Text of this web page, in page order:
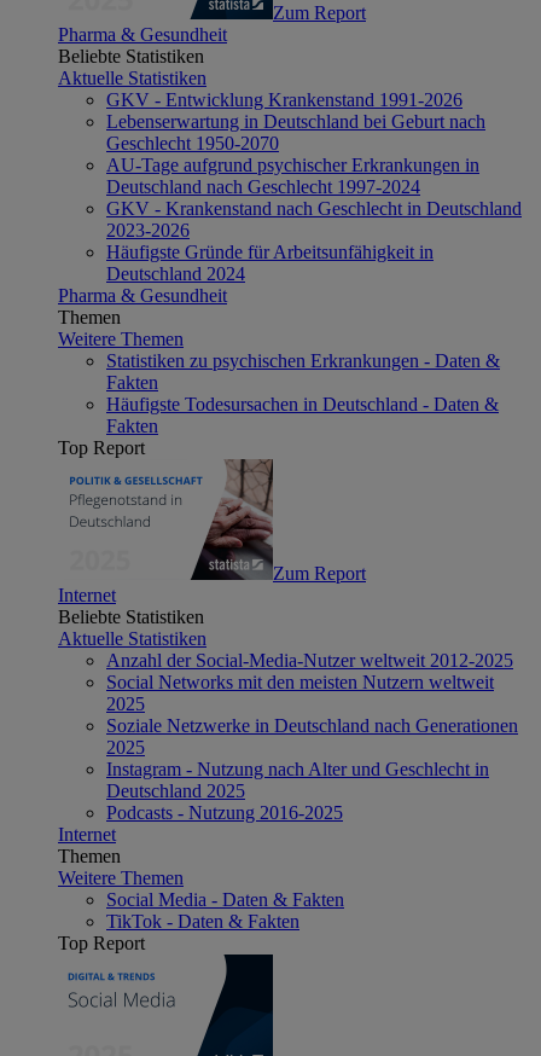
Zum Report
Pharma & Gesundheit
Beliebte Statistiken
Aktuelle Statistiken
GKV - Entwicklung Krankenstand 1991-2026
Lebenserwartung in Deutschland bei Geburt nach
Geschlecht 1950-2070
AU-Tage aufgrund psychischer Erkrankungen in
Deutschland nach Geschlecht 1997-2024
GKV - Krankenstand nach Geschlecht in Deutschland
2023-2026
Häufigste Gründe für Arbeitsunfähigkeit in
Deutschland 2024
Pharma & Gesundheit
Themen
Weitere Themen
Statistiken zu psychischen Erkrankungen - Daten &
Fakten
Häufigste Todesursachen in Deutschland - Daten &
Fakten
Top Report
Zum Report
Internet
Beliebte Statistiken
Aktuelle Statistiken
Anzahl der Social-Media-Nutzer weltweit 2012-2025
Social Networks mit den meisten Nutzern weltweit
2025
Soziale Netzwerke in Deutschland nach Generationen
2025
Instagram - Nutzung nach Alter und Geschlecht in
Deutschland 2025
Podcasts - Nutzung 2016-2025
Internet
Themen
Weitere Themen
Social Media - Daten & Fakten
TikTok - Daten & Fakten
Top Report